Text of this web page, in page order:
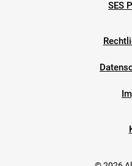
SES